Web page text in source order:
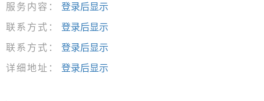
服务内容：
登录后显示
联系方式：
登录后显示
联系方式：
登录后显示
详细地址：
登录后显示